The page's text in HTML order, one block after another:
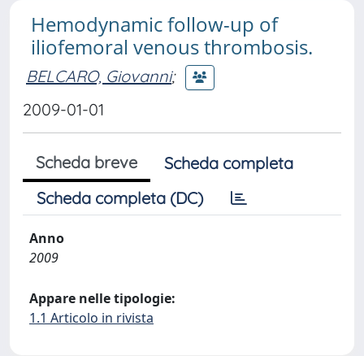
Hemodynamic follow-up of
iliofemoral venous thrombosis.
BELCARO, Giovanni;
2009-01-01
Scheda breve
Scheda completa
Scheda completa (DC)
Anno
2009
Appare nelle tipologie:
1.1 Articolo in rivista